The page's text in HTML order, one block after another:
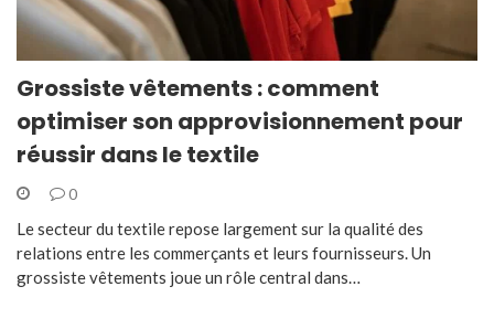
Grossiste vêtements : comment
optimiser son approvisionnement pour
réussir dans le textile
0
Le secteur du textile repose largement sur la qualité des
relations entre les commerçants et leurs fournisseurs. Un
grossiste vêtements joue un rôle central dans…